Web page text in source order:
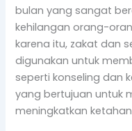
bulan yang sangat
kehilangan orang-
karena itu, zakat dan
digunakan untuk
seperti konseling dan
yang bertujuan untuk
meningkatkan